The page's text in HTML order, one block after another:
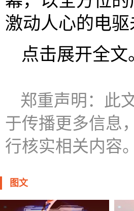
激动人心的电驱
点击展开全文
郑重声明：此
于传播更多信息
行核实相关内容。
图文